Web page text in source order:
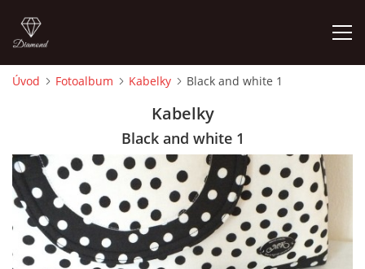
CEDULKY
MOJE POSLEDNÍ PRÁCE
Úvod Fotoalbum Kabelky Black and white 1
Kabelky
Black and white 1